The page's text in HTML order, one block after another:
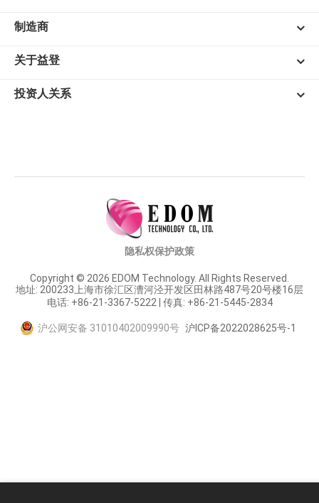
制造商
关于益登
投资人关系
Copyright © 2026 EDOM Technology. All Rights Reserved.
地址: 200233上海市徐汇区漕河泾开发区田林路487号20号楼16层
电话: +86-21-3367-5222 | 传真: +86-21-5445-2834
沪公网安备 31010402009990号 沪ICP备2022028625号-1
隐私权保护政策